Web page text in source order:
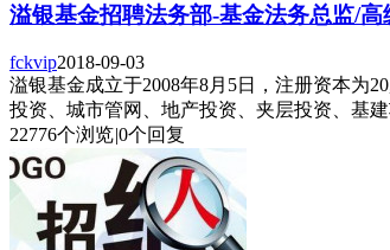
溢银基金招聘法务部-基金法务总监/高
fckvip2018-09-03
溢银基金成立于2008年8月5日，注册资本为
投资、城市管网、地产投资、夹层投资、基
22776个浏览|0个回复